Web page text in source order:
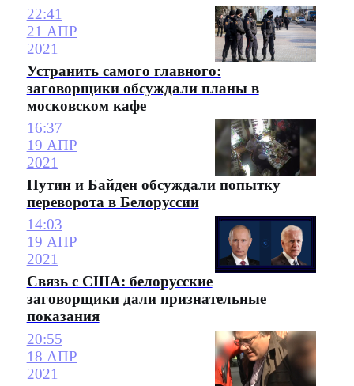
22:41
21 АПР
2021
Устранить самого главного:
заговорщики обсуждали планы в
московском кафе
16:37
19 АПР
2021
Путин и Байден обсуждали попытку
переворота в Белоруссии
14:03
19 АПР
2021
Связь с США: белорусские
заговорщики дали признательные
показания
20:55
18 АПР
2021